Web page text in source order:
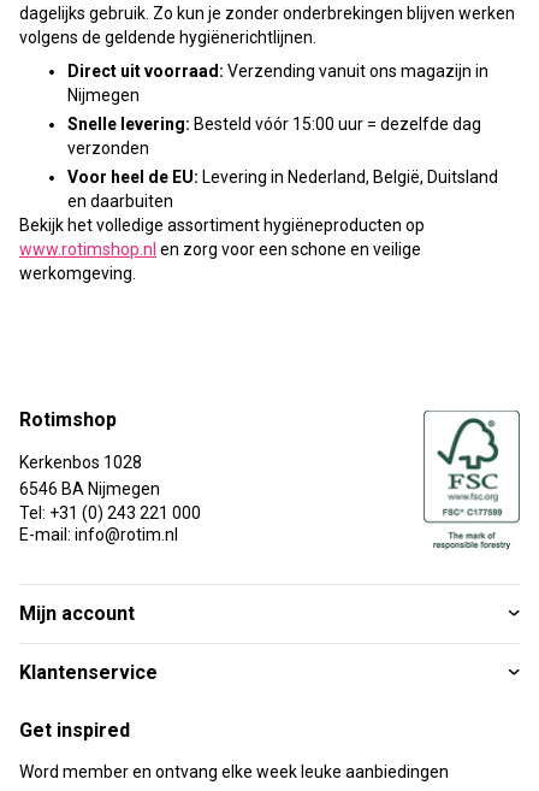
dagelijks gebruik. Zo kun je zonder onderbrekingen blijven werken
volgens de geldende hygiënerichtlijnen.
Direct uit voorraad: Verzending vanuit ons magazijn in
Nijmegen
Snelle levering: Besteld vóór 15:00 uur = dezelfde dag
verzonden
Voor heel de EU: Levering in Nederland, België, Duitsland
en daarbuiten
Bekijk het volledige assortiment hygiëneproducten op
www.rotimshop.nl en zorg voor een schone en veilige
werkomgeving.
Rotimshop
Kerkenbos 1028
6546 BA Nijmegen
Tel: +31 (0) 243 221 000
E-mail: info@rotim.nl
Mijn account
Klantenservice
Get inspired
Word member en ontvang elke week leuke aanbiedingen